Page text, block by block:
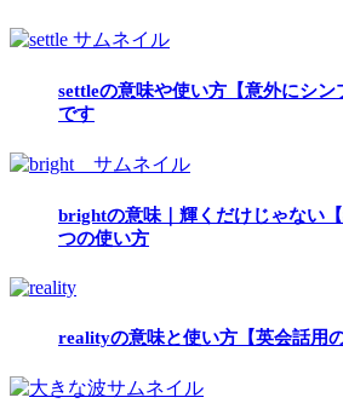
settleの意味や使い方【意外にシ
です
brightの意味｜輝くだけじゃない
つの使い方
realityの意味と使い方【英会話用